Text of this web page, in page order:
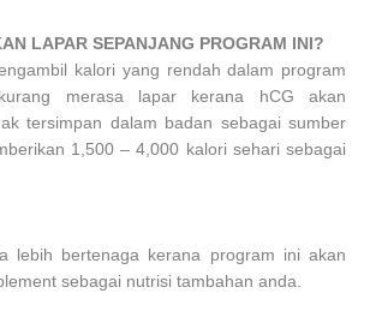
LAPAR SEPANJANG PROGRAM INI?
kalori yang rendah dalam program
merasa lapar kerana hCG akan
tersimpan dalam badan sebagai sumber
1,500 – 4,000 kalori sehari sebagai
lebih bertenaga kerana program ini akan
sebagai nutrisi tambahan anda.